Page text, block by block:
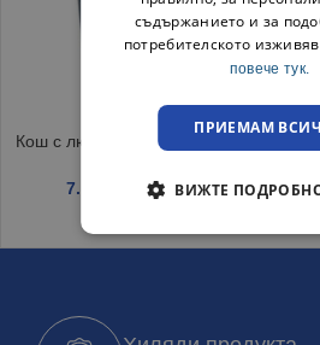
Кош с люлеещ капак 26 литра
7.10 / 13.89 лв.
съдържанието и за
потребителското
повече тук.
ПРИЕМАМ
ВИЖТЕ